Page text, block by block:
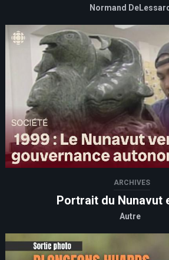
Normand DeLessard
ARCHIVES
Portrait du Nunavut
Autre